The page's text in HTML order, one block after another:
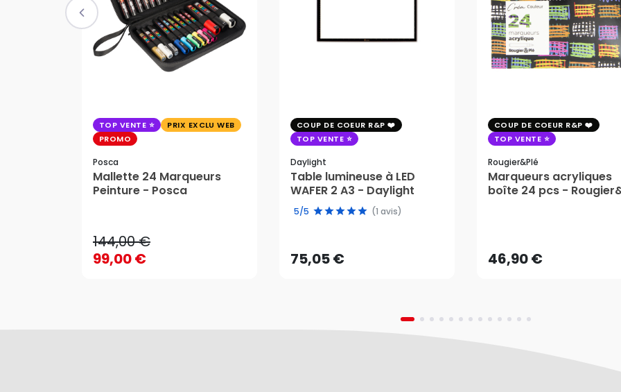
TOP VENTE
PRIX EXCLU WEB
PROMO
Posca
Mallette 24 Marqueurs
Peinture - Posca
144,00 €
99,00 €
144,00 €
COUP DE COEUR R&P
TOP VENTE
Daylight
Table lumineuse à LED
WAFER 2 A3 - Daylight
5/5 (1 avis)
75,05 €
75,05 €
COUP DE COEUR R&P
TOP VENTE
Rougier&plé
Marqueurs acryliques
boîte 24 pcs -
46,90 €AJOUTER AU PANIER